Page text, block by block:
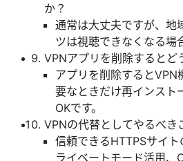
か？
通常は大丈夫ですが、地
ツは視聴できなくなる場
VPNアプリを削除するとど
アプリを削除するとVPN
要なときだけ再インスト
OKです。
VPNの代替としてやるべき
信頼できるHTTPSサイ
ライベートモード活用、